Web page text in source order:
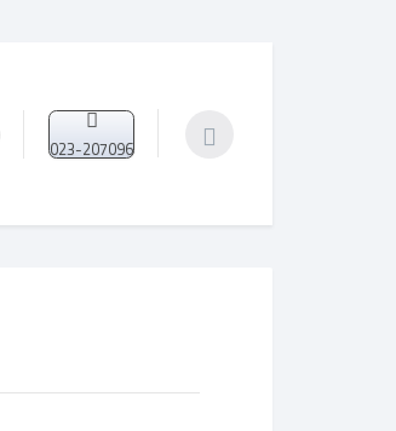
023-207096